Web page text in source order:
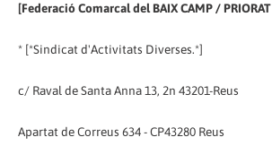
[Federació Comarcal del BAIX CAMP / PRIORAT
* [*Sindicat d'Activitats Diverses.*]
c/ Raval de Santa Anna 13, 2n 43201-Reus
Apartat de Correus 634 - CP43280 Reus